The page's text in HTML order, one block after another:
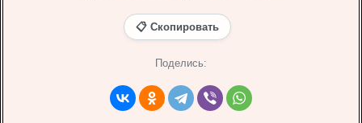
📋 Скопировать
Поделись: